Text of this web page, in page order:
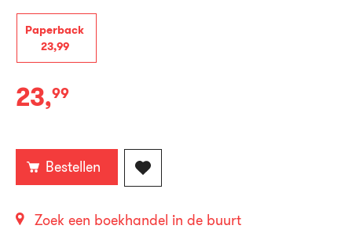
Paperback
23,99
Paperback:
23,99
Bestellen
Zoek een boekhandel in de buurt